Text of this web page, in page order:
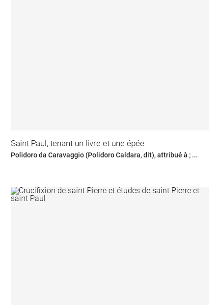
Saint Paul, tenant un livre et une épée
Polidoro da Caravaggio (Polidoro Caldara, dit), attribué à ; ...